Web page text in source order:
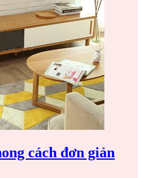
cách đơn giản